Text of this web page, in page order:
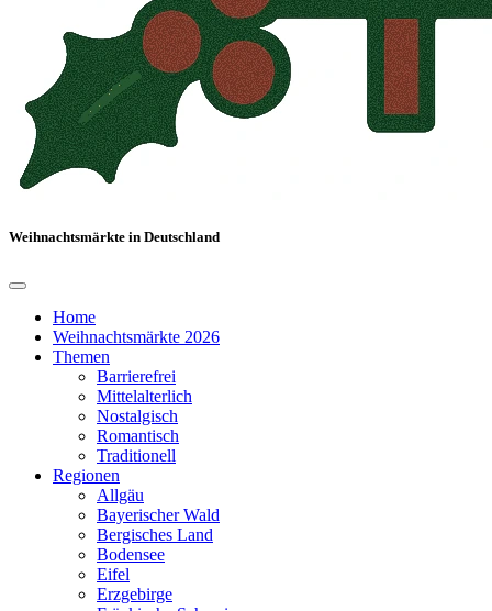
Weihnachtsmärkte in Deutschland
Home
Weihnachtsmärkte 2026
Themen
Barrierefrei
Mittelalterlich
Nostalgisch
Romantisch
Traditionell
Regionen
Allgäu
Bayerischer Wald
Bergisches Land
Bodensee
Eifel
Erzgebirge